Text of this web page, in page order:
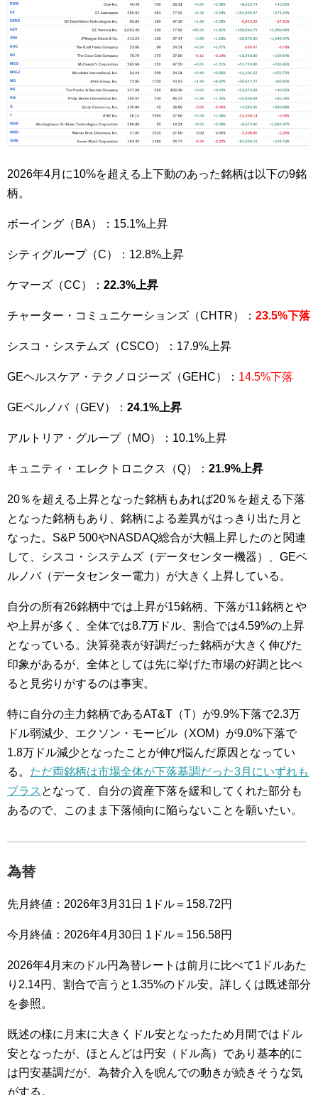
2026年4月に10%を超える上下動のあった銘柄は以下の9銘
柄。
ボーイング（BA）：15.1%上昇
シティグループ（C）：12.8%上昇
ケマーズ（CC）： 22.3%上昇
チャーター・コミュニケーションズ（CHTR）： 23.5%下落
シスコ・システムズ（CSCO）：17.9%上昇
GEヘルスケア・テクノロジーズ（GEHC）： 14.5%下落
GEベルノバ（GEV）： 24.1%上昇
アルトリア・グループ（MO）：10.1%上昇
キュニティ・エレクトロニクス（Q）： 21.9%上昇
20％を超える上昇となった銘柄もあれば20％を超える下落
となった銘柄もあり、銘柄による差異がはっきり出た月と
なった。S&P 500やNASDAQ総合が大幅上昇したのと関連
して、シスコ・システムズ（データセンター機器）、GEベ
ルノバ（データセンター電力）が大きく上昇している。
自分の所有26銘柄中では上昇が15銘柄、下落が11銘柄とや
や上昇が多く、全体では8.7万ドル、割合では4.59%の上昇
となっている。決算発表が好調だった銘柄が大きく伸びた
印象があるが、全体としては先に挙げた市場の好調と比べ
ると見劣りがするのは事実。
特に自分の主力銘柄であるAT&T（T）が9.9%下落で2.3万
ドル弱減少、エクソン・モービル（XOM）が9.0%下落で
1.8万ドル減少となったことが伸び悩んだ原因となってい
る。 ただ両銘柄は市場全体が下落基調だった3月にいずれも
プラス となって、自分の資産下落を緩和してくれた部分も
あるので、このまま下落傾向に陥らないことを願いたい。
為替
先月終値：2026年3月31日 1ドル＝158.72円
今月終値：2026年4月30日 1ドル＝156.58円
2026年4月末のドル円為替レートは前月に比べて1ドルあた
り2.14円、割合で言うと1.35%のドル安。詳しくは既述部分
を参照。
既述の様に月末に大きくドル安となったため月間ではドル
安となったが、ほとんどは円安（ドル高）であり基本的に
は円安基調だが、為替介入を睨んでの動きが続きそうな気
がする。